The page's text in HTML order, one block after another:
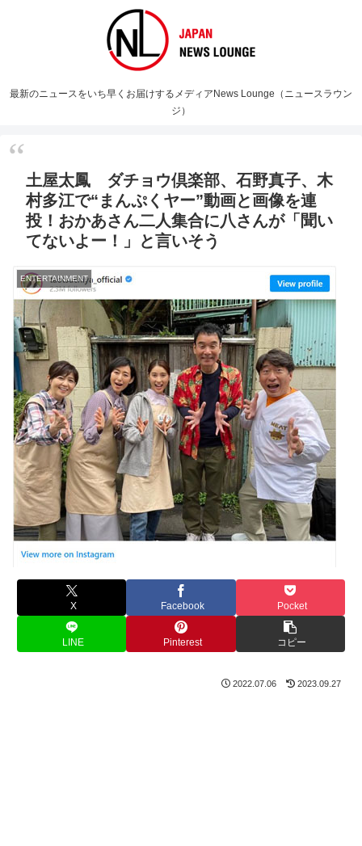
最新のニュースをいち早くお届けするメディアNews Lounge（ニュースラウン
ジ）
土屋太鳳 ダチョウ倶楽部、石野真子、木
村多江で“まんぷくヤー”動画と画像を連
投！おかあさん二人集合に八さんが「聞い
てないよー！」と言いそう
ENTERTAINMENT
X Facebook Pocket
LINE Pinterest コピー
2022.07.06 2023.09.27